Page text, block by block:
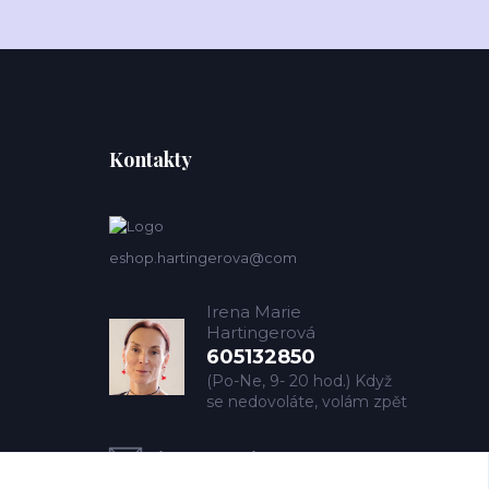
Kontakty
eshop.hartingerova@com
Irena Marie
Hartingerová
605132850
(Po-Ne, 9- 20 hod.) Když
se nedovoláte, volám zpět
imh@hartingerova.com